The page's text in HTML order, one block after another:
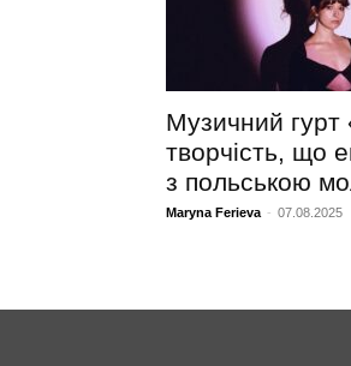
Музичний гурт
творчість, що
з польською
Maryna Ferieva - 07.08.2025